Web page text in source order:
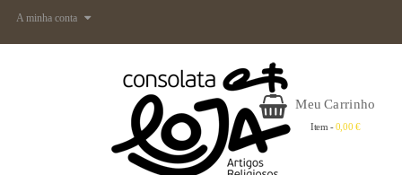
A minha conta
Meu Carrinho
Item - 0,00 €